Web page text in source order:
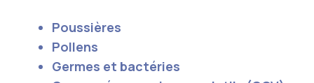
Poussières
Pollens
Germes et bactéries